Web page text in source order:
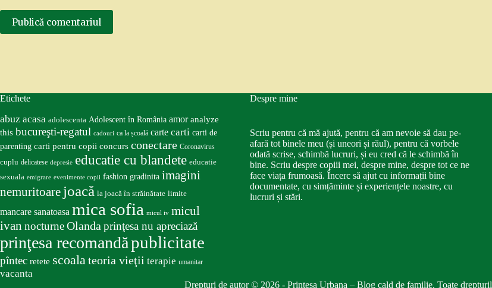
Publică comentariul
Etichete
abuz acasa adolescenta Adolescent în România amor analyze
this bucureşti-regatul cadouri ca la școală carte carti carti de
parenting carti pentru copii concurs conectare Coronavirus
cuplu delicatese depresie educatie cu blandete educatie
sexuala emigrare evenimente copii fashion gradinita imagini
nemuritoare joacă la joacă în străinătate limite
mancare sanatoasa mica sofia micul iv micul
ivan nocturneOlanda prinţesa nu apreciază
prinţesa recomandăpublicitate
pîntec retete scoalateoria vieţii terapie umanitar
vacanta
Despre mine
Scriu pentru că mă ajută, pentru că am nevoie să dau pe-
afară tot binele meu (și uneori și răul), pentru că vorbele
odată scrise, schimbă lucruri, și eu cred că le schimbă în
bine. Scriu despre copiii mei, despre mine, despre tot ce ne
face viața frumoasă. Încerc să ajut cu informații bine
documentate, cu simțăminte și experiențele noastre, cu
lucruri și stări.
Drepturi de autor © 2026 - Printesa Urbana – Blog cald de familie. Toate